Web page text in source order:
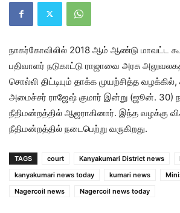
நாகர்கோவிலில் 2018 ஆம் ஆண்டு மாவட்ட
பதிவாளர் நடுகாட்டு ராஜாவை அரசு
சொல்லி திட்டியும் தாக்க முயற்சித்த வழக்கில்,
அமைச்சர் ராஜேஷ் குமார் இன்று (ஜூன். 30)
நீதிமன்றத்தில் ஆஜராகினார். இந்த வழக்கு
நீதிமன்றத்தில் நடைபெற்று வருகிறது.
TAGS court Kanyakumari District news
kanyakumari news today
kumari news
Nagercoil news
Nagercoil news today